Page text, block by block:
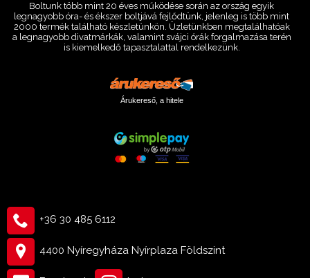
Boltunk több mint 20 éves működése során az ország egyik
legnagyobb óra- és ékszer boltjává fejlődtünk, jelenleg is több mint
2000 termék található készletünkön. Üzletünkben megtalálhatóak
a legnagyobb divatmárkák, valamint svájci órák forgalmazása terén
is kiemelkedő tapasztalattal rendelkezünk.
Árukereső, a hitele
+36 30 485 6112
4400 Nyíregyháza Nyírplaza Földszint